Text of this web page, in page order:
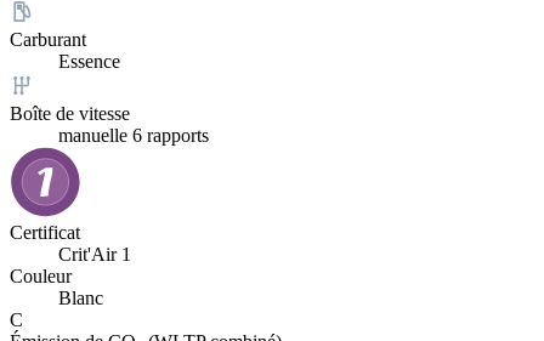
Carburant
Essence
Boîte de vitesse
manuelle 6 rapports
Certificat
Crit'Air 1
Couleur
Blanc
C